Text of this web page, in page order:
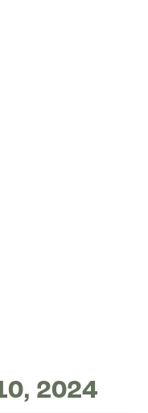
2024